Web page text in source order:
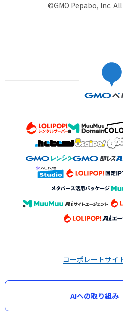
©GMO Pepabo, Inc.
コーポレートサイ
AIへの取り組み